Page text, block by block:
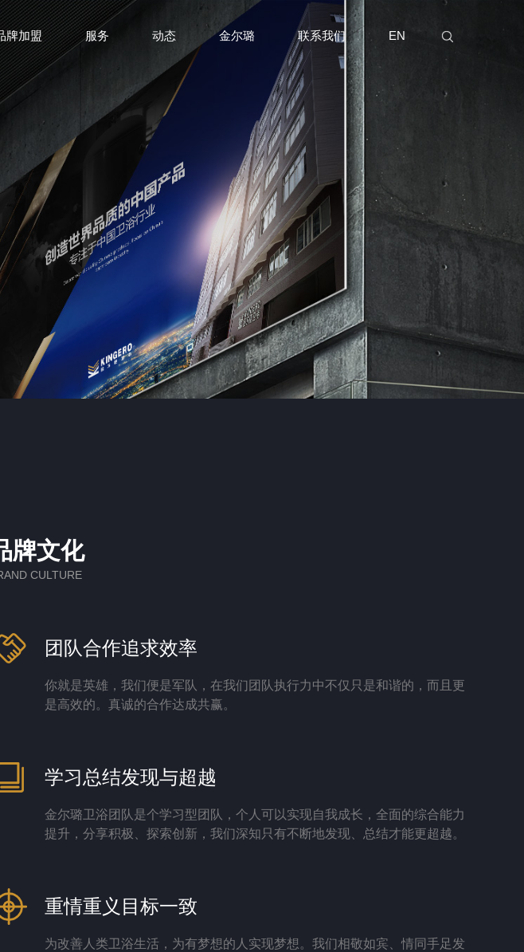
牌加盟 服务 动态 金尔璐 联系我们 EN
牌文化
CULTURE
团队合作追求效率
你就是英雄，我们便是军队，在我们团队执行力中不仅只是和谐的，而且更
是高效的。真诚的合作达成共赢。
学习总结发现与超越
金尔璐卫浴团队是个学习型团队，个人可以实现自我成长，全面的综合能力
提升，分享积极、探索创新，我们深知只有不断地发现、总结才能更超越。
重情重义目标一致
为改善人类卫浴生活，为有梦想的人实现梦想。我们相敬如宾、情同手足发